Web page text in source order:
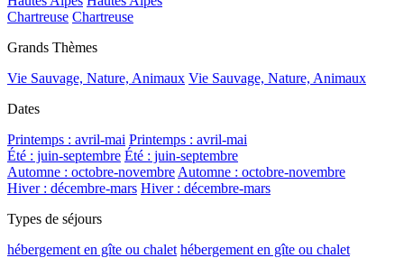
Chartreuse Chartreuse
Grands Thèmes
Vie Sauvage, Nature, Animaux Vie Sauvage, Nature, Animaux
Dates
Printemps : avril-mai Printemps : avril-mai
Été : juin-septembre Été : juin-septembre
Automne : octobre-novembre Automne : octobre-novembre
Hiver : décembre-mars Hiver : décembre-mars
Types de séjours
hébergement en gîte ou chalet hébergement en gîte ou chalet